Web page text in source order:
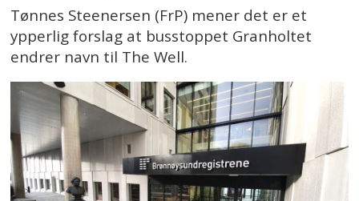
Tønnes Steenersen (FrP) mener det er et
ypperlig forslag at busstoppet Granholtet
endrer navn til The Well.